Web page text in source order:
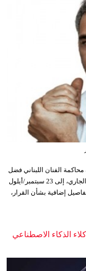
الفنان اللبناني فضل
شاكر، التي كانت مقرر عقدها في 5 أغسطس/آب الجاري، إلى 23 سبتمبر/أيلول
إضافية بشأن القرار،
الذكاء الاصطناعي